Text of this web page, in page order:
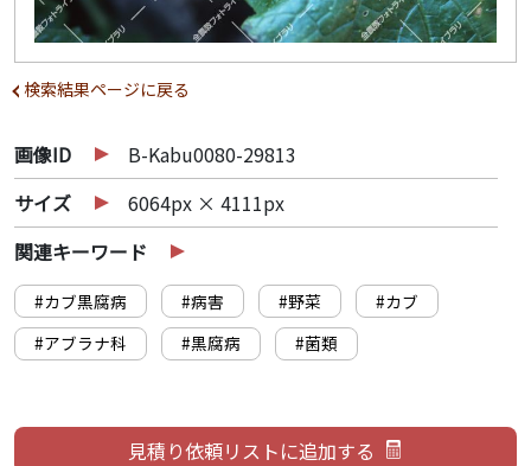
検索結果ページに戻る
画像ID
B-Kabu0080-29813
サイズ
6064px × 4111px
関連キーワード
#カブ黒腐病 #病害 #野菜
#カブ
#アブラナ科
#黒腐病 #菌類